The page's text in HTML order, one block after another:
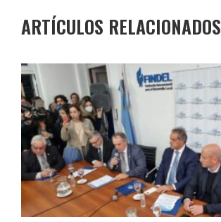
ARTÍCULOS RELACIONADOS